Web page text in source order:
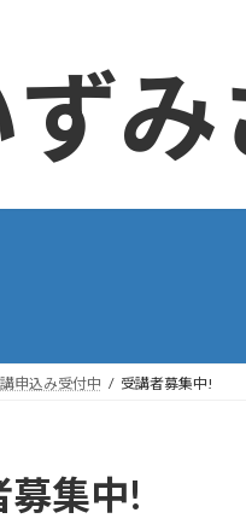
ず
申込み受付中 受講者募集中!
募集中!